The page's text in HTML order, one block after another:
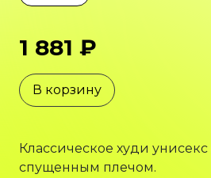
1 881 ₽
В корзину
Классическое худи
спущенным плечом.